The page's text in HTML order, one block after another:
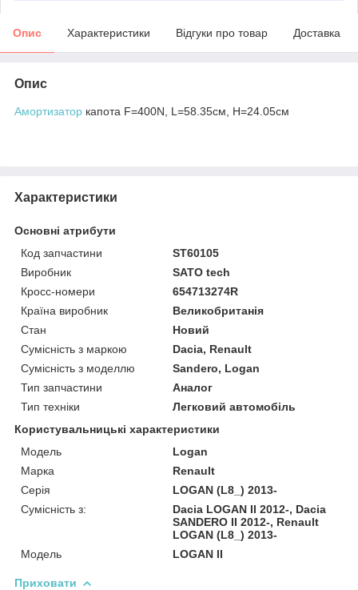
Опис Характеристики Відгуки про товар Доставка
Опис
Амортизатор капота F=400N, L=58.35см, H=24.05см
Характеристики
Основні атрибути
Код запчастини
ST60105
Виробник
SATO tech
Кросс-номери
654713274R
Країна виробник
Великобританія
Стан
Новий
Сумісність з маркою
Dacia, Renault
Сумісність з моделлю
Sandero, Logan
Тип запчастини
Аналог
Тип техніки
Легковий автомобіль
Користувальницькі характеристики
Мoдель
Logan
Марка
Renault
Серія
LOGAN (L8_) 2013-
Сумісність з:
Dacia LOGAN II 2012-, Dacia
SANDERO II 2012-, Renault
LOGAN (L8_) 2013-
Модель
LOGAN II
Приховати